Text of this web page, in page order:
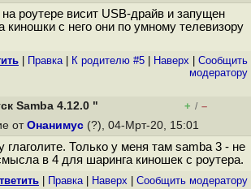
роутере висит USB-драйв и запущен
киношки с него они по умному телевизору
Правка| К родителю #5 Наверх
Cообщить
модератору
Samba 4.12.0 " + / –
от Онанимус (?), 04-Мрт-20, 15:01
глаголите. Только у меня там samba 3 - не
в 4 для шаринга киношек с роутера.
Правка| Наверх Cообщить модератору